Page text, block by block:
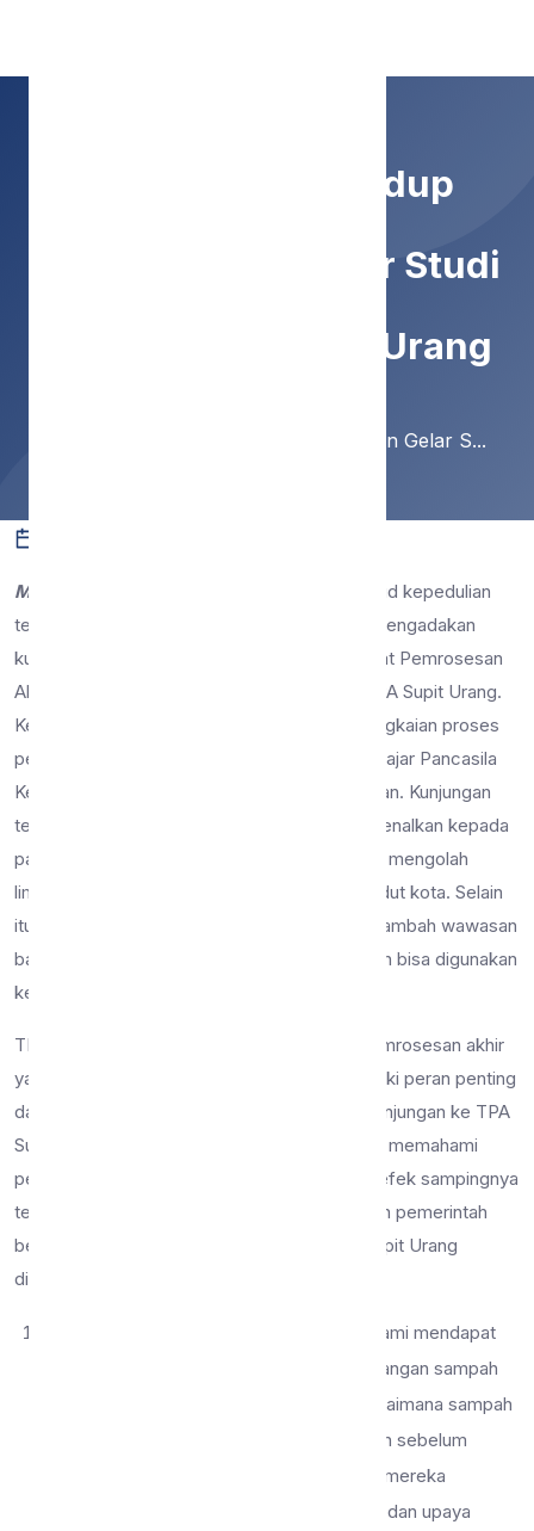
P5 Tema Gaya Hidup
Berkelanjutan Gelar Studi
Tour Ke TPA Supit Urang
P5 Tema Gaya Hidup Berkelanjutan Gelar S...
Malang, 27 September 2023
– Sebagai wujud kepedulian
terhadap lingkungan, SMP Negeri 9 Malang mengadakan
kunjungan atau studi tour ke salah satu Tempat Pemrosesan
Akhir (TPA) yang ada di Kota Malang yakni TPA Supit Urang.
Kegiatan tersebut sekaligus merupakan serangkaian proses
pembelajaran dari Projek Penguatan Profil Pelajar Pancasila
Kelas 7 dengan tema Gaya Hidup Berkelanjutan. Kunjungan
tersebut tentunya memiliki tujuan untuk mengenalkan kepada
para peserta didik kelas 7 tentang bagaimana mengolah
limbah sampah yang terkumpul dari setiap sudut kota. Selain
itu juga peserta didik diharapkan mampu menambah wawasan
bagaimana mendaur ulang sampah yang masih bisa digunakan
kembali.
TPA Supit Urang adalah salah satu tempat pemrosesan akhir
yang melayani kota Malang. Tempat ini memiliki peran penting
dalam mengelola sampah dan limbah kota. Kunjungan ke TPA
Supit Urang memberikan siswa peluang untuk memahami
pentingnya pengelolaan sampah yang tepat, efek sampingnya
terhadap lingkungan, dan bagaimana kebijakan pemerintah
berperan dalam hal ini. Pengalaman di TPA Supit Urang
diantaranya adalah sebagai berikut:
Siswa kami mendapat
kesempatan untuk melihat proses pembuangan sampah
dari awal hingga akhir. Mereka melihat bagaimana sampah
dikumpulkan, dipisahkan, dan dikompakkan sebelum
dikuburkan di area TPA. Hal ini membantu mereka
memahami pentingnya pemilahan sampah dan upaya